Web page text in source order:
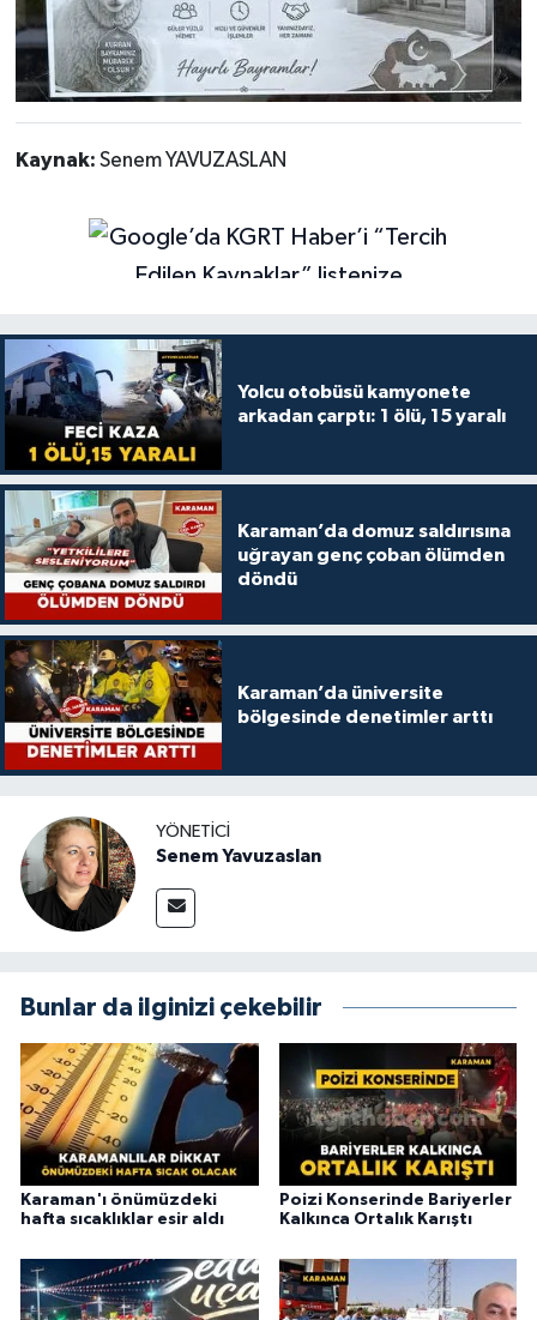
Kaynak: Senem YAVUZASLAN
Yolcu otobüsü kamyonete
arkadan çarptı: 1 ölü, 15 yaralı
Karaman’da domuz saldırısına
uğrayan genç çoban ölümden
döndü
Karaman’da üniversite
bölgesinde denetimler arttı
YÖNETICI
Senem Yavuzaslan
Bunlar da ilginizi çekebilir
Karaman'ı önümüzdeki
hafta sıcaklıklar esir aldı
Poizi Konserinde Bariyerler
Kalkınca Ortalık Karıştı